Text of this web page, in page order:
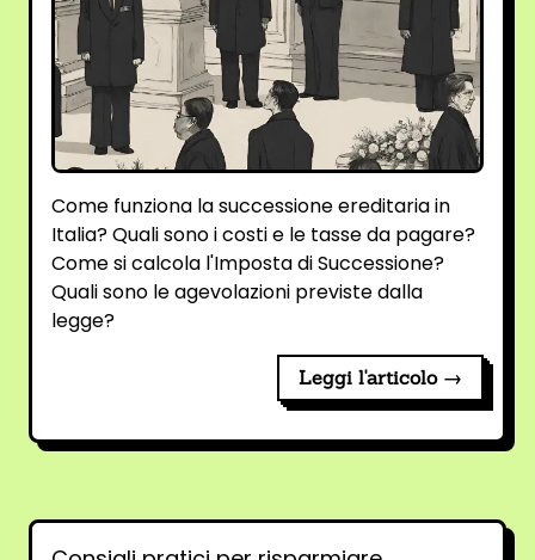
Come funziona la successione ereditaria in
Italia? Quali sono i costi e le tasse da pagare?
Come si calcola l'Imposta di Successione?
Quali sono le agevolazioni previste dalla
legge?
Leggi l'articolo →